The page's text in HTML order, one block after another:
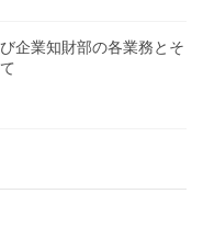
企業知財部の各業務とそ